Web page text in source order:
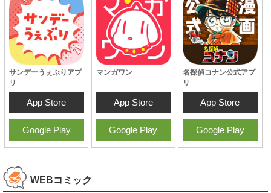
サンデーうぇぶりアプ
リ
App Store
Google Play
マンガワン
App Store
Google Play
名探偵コナン公式アプ
リ
App Store
Google Play
WEBコミック